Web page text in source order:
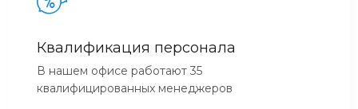
Квалификация персонала
В нашем офисе работают 35
квалифицированных менеджеров